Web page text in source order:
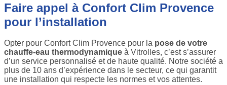
Faire appel à Confort Clim Provence
pour l’installation
Opter pour Confort Clim Provence pour la pose de votre
chauffe-eau thermodynamique à Vitrolles, c’est s’assurer
d’un service personnalisé et de haute qualité. Notre société a
plus de 10 ans d’expérience dans le secteur, ce qui garantit
une installation qui respecte les normes et vos attentes.